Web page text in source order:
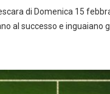
di Domenica 15
al successo e inguaiano